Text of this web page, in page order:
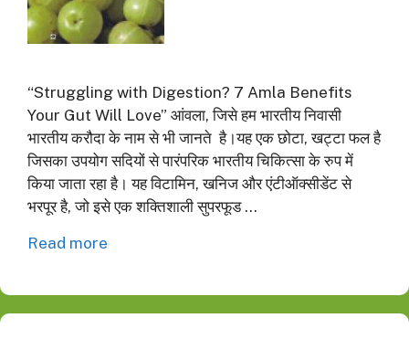
“Struggling with Digestion? 7 Amla Benefits
Your Gut Will Love” आंवला, जिसे हम भारतीय निवासी
भारतीय करौदा के नाम से भी जानते है।यह एक छोटा, खट्टा फल है
जिसका उपयोग सदियों से पारंपरिक भारतीय चिकित्सा के रुप में
किया जाता रहा है। यह विटामिन, खनिज और एंटीऑक्सीडेंट से
भरपूर है, जो इसे एक शक्तिशाली सुपरफूड …
Read more